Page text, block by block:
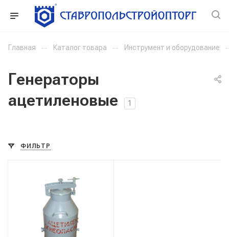
Главная — Каталог товара — Инструмент и оборудование
Генераторы
ацетиленовые
1
ФИЛЬТР